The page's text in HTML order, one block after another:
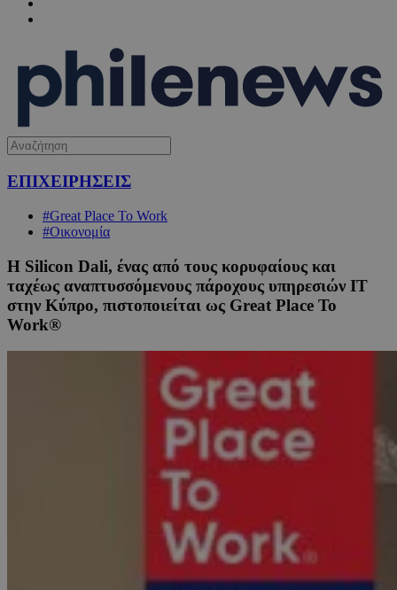
ΕΠΙΧΕΙΡΗΣΕΙΣ
#Great Place To Work
#Οικονομία
Η Silicon Dali, ένας από τους κορυφαίους και
ταχέως αναπτυσσόμενους πάροχους υπηρεσιών IT
στην Κύπρο, πιστοποιείται ως Great Place To
Work®